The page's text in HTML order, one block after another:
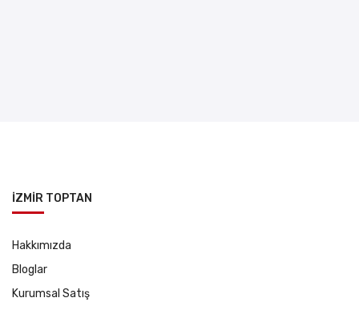
İZMİR TOPTAN
Hakkımızda
Bloglar
Kurumsal Satış